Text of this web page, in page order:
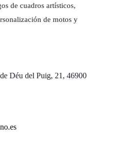
de cuadros artísticos,
de motos y
Déu del Puig, 21, 46900